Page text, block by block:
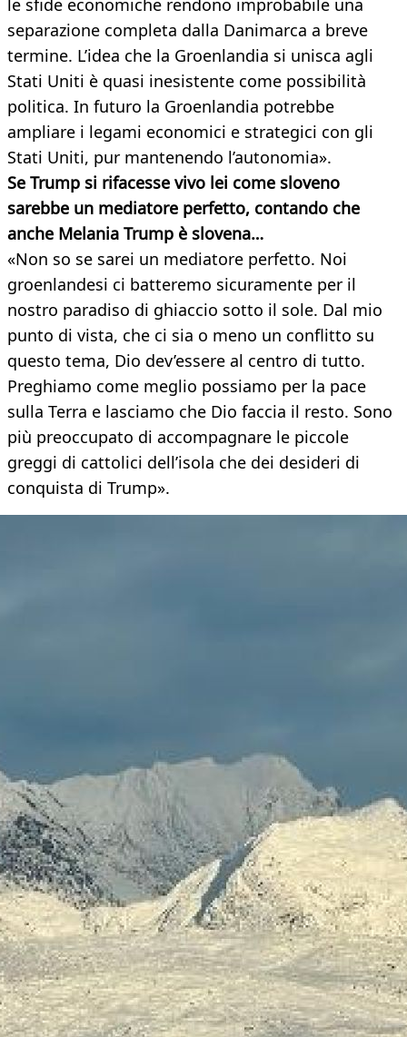
le sfide economiche rendono improbabile una
separazione completa dalla Danimarca a breve
termine. L’idea che la Groenlandia si unisca agli
Stati Uniti è quasi inesistente come possibilità
politica. In futuro la Groenlandia potrebbe
ampliare i legami economici e strategici con gli
Stati Uniti, pur mantenendo l’autonomia».
Se Trump si rifacesse vivo lei come sloveno
sarebbe un mediatore perfetto, contando che
anche Melania Trump è slovena…
«Non so se sarei un mediatore perfetto. Noi
groenlandesi ci batteremo sicuramente per il
nostro paradiso di ghiaccio sotto il sole. Dal mio
punto di vista, che ci sia o meno un conflitto su
questo tema, Dio dev’essere al centro di tutto.
Preghiamo come meglio possiamo per la pace
sulla Terra e lasciamo che Dio faccia il resto. Sono
più preoccupato di accompagnare le piccole
greggi di cattolici dell’isola che dei desideri di
conquista di Trump».